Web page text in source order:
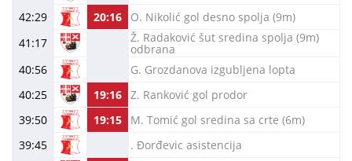
42:29
20:16
O. Nikolić gol desno spolja (9m)
41:17
Ž. Radaković šut sredina spolja (9m)
odbrana
40:56
G. Grozdanova izgubljena lopta
40:25
19:16 Z. Ranković gol prodor
39:50
19:15
M. Tomić gol sredina sa crte (6m)
39:45
. Đorđevic asistencija